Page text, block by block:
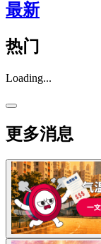
最新
热门
Loading...
更多消息